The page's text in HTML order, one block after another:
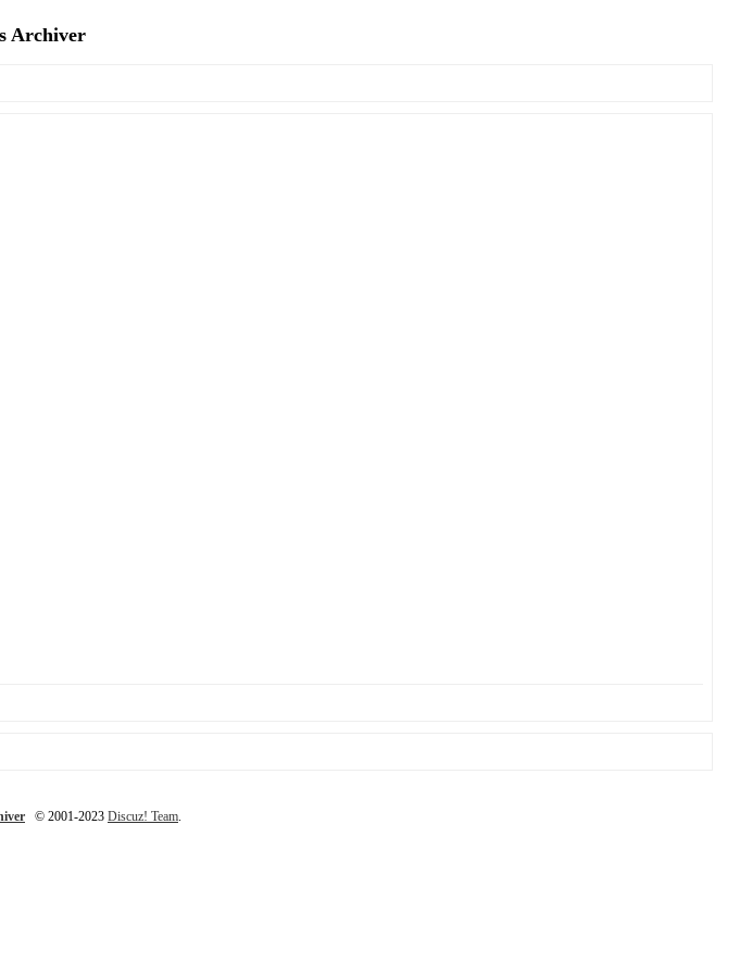
Archiver
© 2001-2023 Discuz! Team.